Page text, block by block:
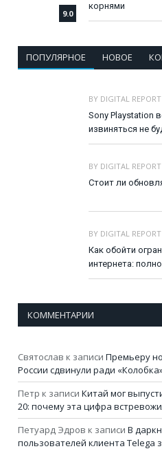
9.0
корнями
ПОПУЛЯРНОЕ НОВОЕ
BY DIGITAL REPORT
Sony Playstation
извиняться не
BY DIGITAL REPORT
Стоит ли
BY DIGITAL REPORT
Как обойти
интернета:
КОММЕНТАРИИ
Святослав к записи Премьеру
России сдвинули ради
Петр к записи Китай мог
20: почему эта цифра
Петуард Эдров к записи В
пользователей клиента Telega